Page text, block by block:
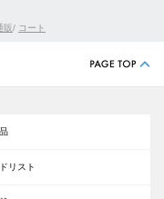
販/ コート
リスト